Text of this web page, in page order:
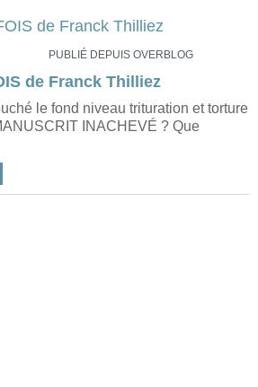
PUBLIÉ DEPUIS OVERBLOG
de Franck Thilliez
le fond niveau trituration et torture
INACHEVÉ ? Que